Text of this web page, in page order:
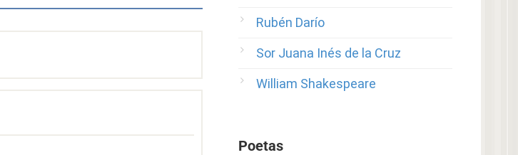
Rubén Darío
Sor Juana Inés de la Cruz
William Shakespeare
Poetas